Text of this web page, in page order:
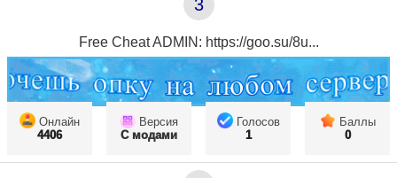
3
Free Cheat ADMIN: https://goo.su/8u...
Онлайн
4406
Версия
С модами
Голосов
1
Баллы
0